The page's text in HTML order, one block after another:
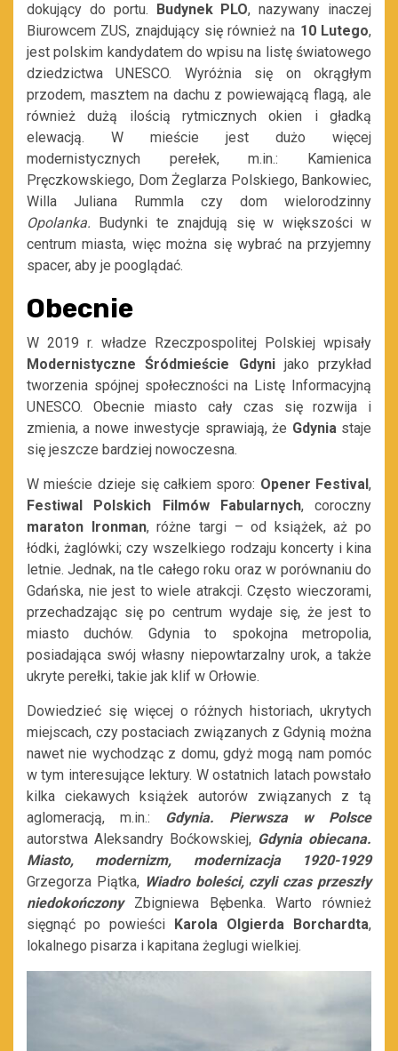
dokujący do portu.
Budynek PLO, nazywany inaczej
Biurowcem ZUS, znajdujący się również na 10 Lutego,
jest polskim kandydatem do wpisu na listę światowego
dziedzictwa UNESCO. Wyróżnia się on okrągłym
przodem, masztem na dachu z powiewającą flagą, ale
również dużą ilością rytmicznych okien i gładką
elewacją. W mieście jest dużo więcej
modernistycznych perełek, m.in.: Kamienica
Pręczkowskiego, Dom Żeglarza Polskiego, Bankowiec,
Willa Juliana Rummla czy dom wielorodzinny
Opolanka. Budynki te znajdują się w większości w
centrum miasta, więc można się wybrać na przyjemny
spacer, aby je pooglądać.
Obecnie
W 2019 r. władze Rzeczpospolitej Polskiej wpisały
Modernistyczne Śródmieście Gdyni jako przykład
tworzenia spójnej społeczności na Listę Informacyjną
UNESCO. Obecnie miasto cały czas się rozwija i
zmienia, a nowe inwestycje sprawiają, że Gdyniastaje
się jeszcze bardziej nowoczesna.
W mieście dzieje się całkiem sporo: Opener Festival,
Festiwal Polskich Filmów Fabularnych, coroczny
maraton Ironman, różne targi –od książek, aż po
łódki, żaglówki; czy wszelkiego rodzaju koncerty i kina
letnie. Jednak, na tle całego roku oraz w porównaniu do
Gdańska, nie jest to wiele atrakcji. Często wieczorami,
przechadzając się po centrum wydaje się, że jest to
miasto duchów. Gdynia to spokojna metropolia,
posiadająca swój własny niepowtarzalny urok, a także
ukryte perełki, takie jak klif w Orłowie.
Dowiedzieć się więcej o różnych historiach, ukrytych
miejscach, czy postaciach związanych z Gdynią można
nawet nie wychodząc z domu, gdyż mogą nam pomóc
w tym interesujące lektury. W ostatnich latach powstało
kilka ciekawych książek autorów związanych z tą
aglomeracją, m.in.: Gdynia. Pierwsza w Polsce
autorstwa Aleksandry Boćkowskiej, Gdynia obiecana.
Miasto, modernizm, modernizacja 1920-1929
Grzegorza Piątka, Wiadro boleści, czyli czas przeszły
niedokończonyZbigniewa Bębenka. Warto również
sięgnąć po powieści
Karola Olgierda Borchardta,
lokalnego pisarza i kapitana żeglugi wielkiej.